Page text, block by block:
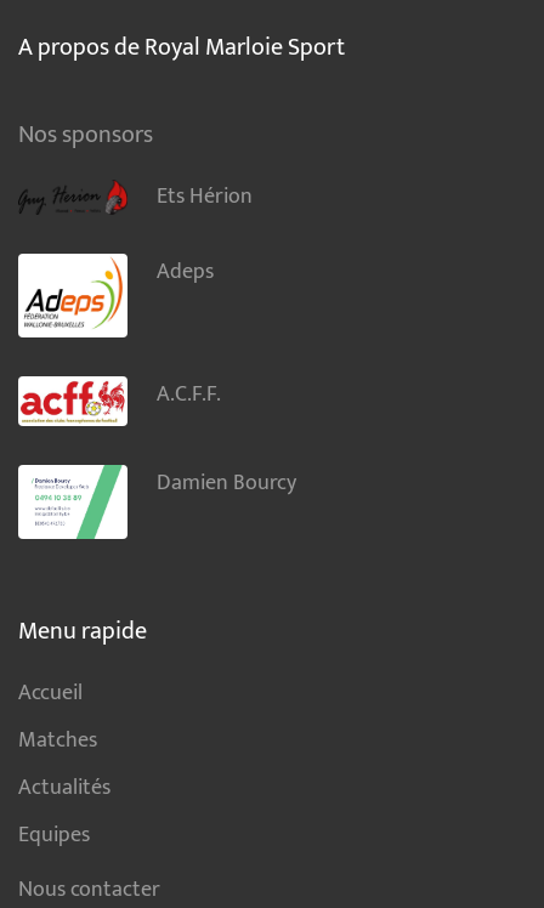
A propos de Royal Marloie Sport
Nos sponsors
Ets Hérion
Adeps
A.C.F.F.
Damien Bourcy
Menu rapide
Accueil
Matches
Actualités
Equipes
Nous contacter